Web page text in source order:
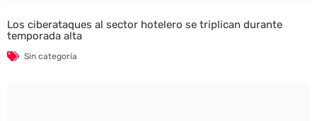
Los ciberataques al sector hotelero se triplican durante
temporada alta
Sin categoría